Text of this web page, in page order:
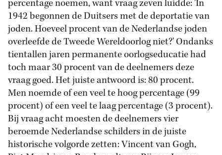
percentage noemen, want vraag zeven luidde: 'In
1942 begonnen de Duitsers met de deportatie van
joden. Hoeveel procent van de Nederlandse joden
overleefde de Tweede Wereldoorlog niet?' Ondanks
tientallen jaren permanente oorlogseducatie had
toch maar 30 procent van de deelnemers deze
vraag goed. Het juiste antwoord is: 80 procent.
Men noemde of een veel te hoog percentage (99
procent) of een veel te laag percentage (3 procent).
Bij vraag acht moesten de deelnemers vier
beroemde Nederlandse schilders in de juiste
historische volgorde zetten: Vincent van Gogh,